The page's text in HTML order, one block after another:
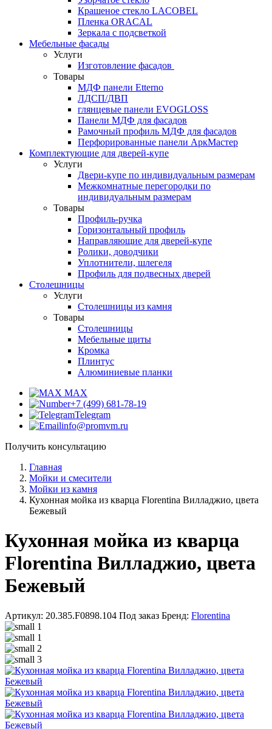
Крашеное стекло LACOBEL
Пленка ORACAL
Зеркала с подсветкой
Мебельные фасады
Услуги
Изготовление фасадов
Товары
МДФ панели Etterno
ЛДСП/ДВП
глянцевые панели EVOGLOSS
Панели МДФ для фасадов
Рамочный профиль МДФ для фасадов
Перфорированные панели АркМастер
Комплектующие для дверей-купе
Услуги
Двери-купе по индивидуальным размерам
Межкомнатные перегородки по
индивидуальным размерам
Товары
Профиль-ручка
Горизонтальный профиль
Направляющие для дверей-купе
Ролики, доводчики
Уплотнители, шлегеля
Профиль для подвесных дверей
Столешницы
Услуги
Столешницы из камня
Товары
Столешницы
Мебельные щиты
Кромка
Плинтус
Алюминиевые планки
MAX
+7 (499) 681-78-19
Telegram
info@promvm.ru
Получить консультацию
Главная
Мойки и смесители
Мойки из камня
Кухонная мойка из кварца Florentina Вилладжио, цвета
Бежевый
Кухонная мойка из кварца
Florentina Вилладжио, цвета
Бежевый
Артикул: 20.385.F0898.104 Под заказ Бренд: Florentina